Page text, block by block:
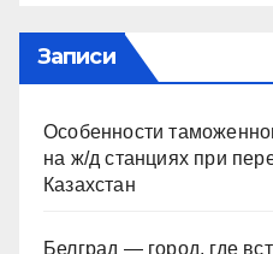
Записи
Особенности
на ж/д станциях при
Казахстан
Белград — город, где